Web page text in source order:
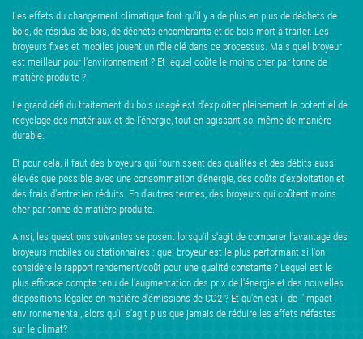
Les effets du changement climatique font qu'il y a de plus en plus de déchets de
bois, de résidus de bois, de déchets encombrants et de bois mort à traiter. Les
broyeurs fixes et mobiles jouent un rôle clé dans ce processus. Mais quel broyeur
est meilleur pour l'environnement ? Et lequel coûte le moins cher par tonne de
matière produite ?
Le grand défi du traitement du bois usagé est d'exploiter pleinement le potentiel de
recyclage des matériaux et de l'énergie, tout en agissant soi-même de manière
durable.
Et pour cela, il faut des broyeurs qui fournissent des qualités et des débits aussi
élevés que possible avec une consommation d'énergie, des coûts d'exploitation et
des frais d'entretien réduits. En d'autres termes, des broyeurs qui coûtent moins
cher par tonne de matière produite.
Ainsi, les questions suivantes se posent lorsqu'il s'agit de comparer l'avantage des
broyeurs mobiles ou stationnaires : quel broyeur est le plus performant si l'on
considère le rapport rendement/coût pour une qualité constante ? Lequel est le
plus efficace compte tenu de l'augmentation des prix de l'énergie et des nouvelles
dispositions légales en matière d'émissions de CO2 ? Et qu'en est-il de l'impact
environnemental, alors qu'il s'agit plus que jamais de réduire les effets néfastes
sur le climat?